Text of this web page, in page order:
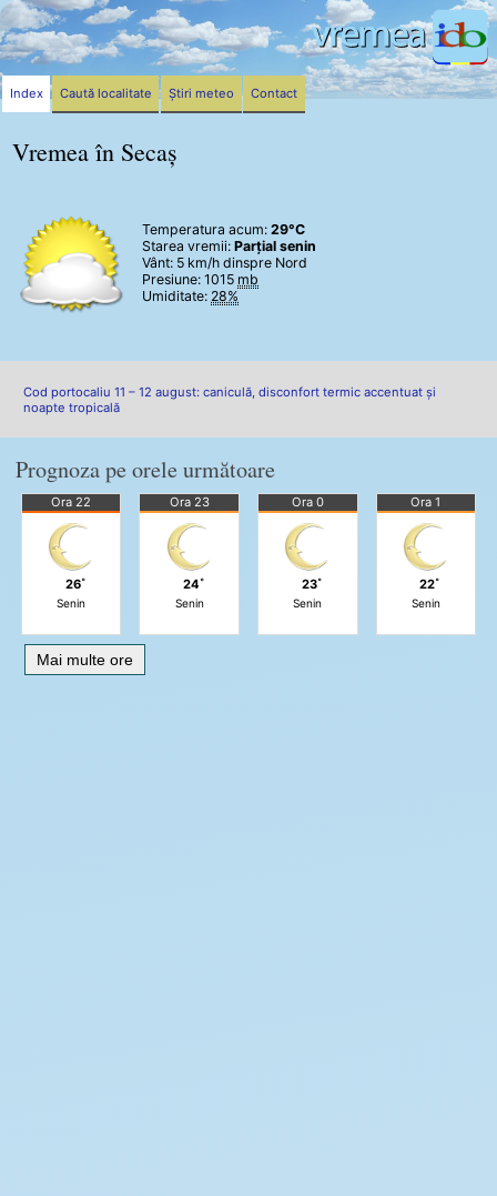
Vremea în Secaș
Temperatura acum: 29°C
Starea vremii: Parțial senin
Vânt: 5 km/h dinspre Nord
Presiune: 1015 mb
Umiditate: 28%
Cod portocaliu 11 – 12 august: caniculă, disconfort termic accentuat și
noapte tropicală
Prognoza pe orele următoare
Ora 22
26˚
Senin
Ora 23
24˚
Senin
Ora 0
23˚
Senin
Ora 1
22˚
Senin
Mai multe ore
Index Caută localitate Știri meteo Contact